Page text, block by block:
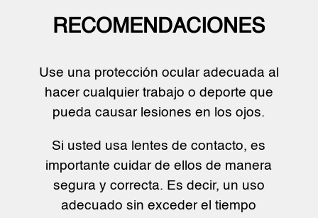
RECOMENDACIONES
Use una protección ocular adecuada al
hacer cualquier trabajo o deporte que
pueda causar lesiones en los ojos.
Si usted usa lentes de contacto, es
importante cuidar de ellos de manera
segura y correcta. Es decir, un uso
adecuado sin exceder el tiempo